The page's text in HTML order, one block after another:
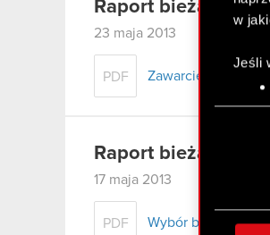
w
Jeśli
Raport bieżacy nr
23 maja 2013
PDF Zawarcie aneksu
Raport bieżący nr
17 maja 2013
PDF Wybór biegłego